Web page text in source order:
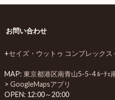
お問い合わせ
+セイズ・ウットゥ コンプレックス
MAP: 東京都港区南青山5-5-4 ﾙｰﾁｪ
> GoogleMapsアプリ
OPEN: 12:00～20:00